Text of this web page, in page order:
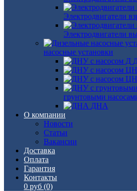
Электродвигатели
Электродвигатели
насосные установки
грунтовыми
ДНА
О компании
Новости
Статьи
Вакансии
Доставка
Оплата
Гарантия
Контакты
0 руб (0)